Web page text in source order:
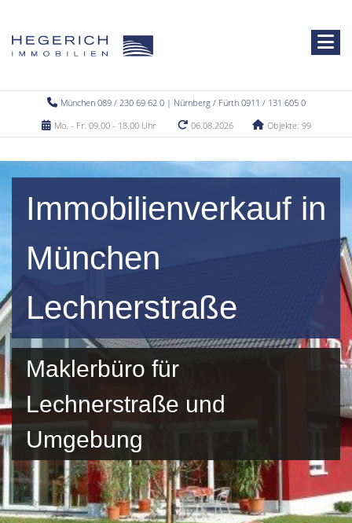
München 089 / 230 69 62 0 | Nürnberg / Fürth 0911 / 131 605 0
Mo. - Fr. 09.00 - 18.00 Uhr
06.08.2026 Objekte: 99
Immobilienverkauf in
München
Lechnerstraße
Maklerbüro für
Lechnerstraße und
Umgebung